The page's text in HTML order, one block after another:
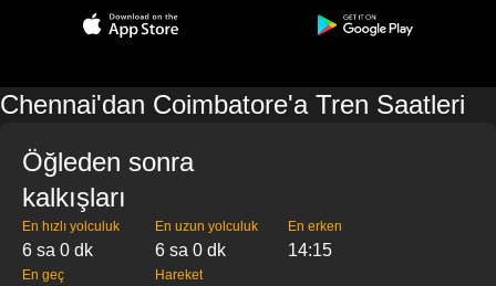
Chennai'dan Coimbatore'a Tren Saatleri
Öğleden sonra
kalkışları
En hızlı yolculuk
6 sa 0 dk
En uzun yolculuk
6 sa 0 dk
En erken
14:15
En geç Hareket